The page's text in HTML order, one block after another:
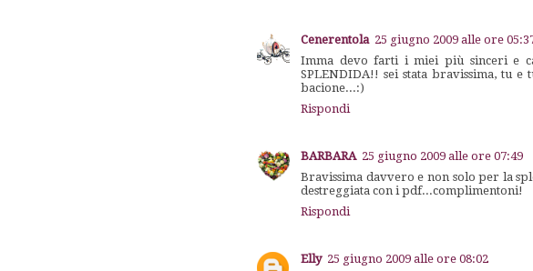
Cenerentola 25 giugno 2009 alle ore
Imma devo farti i miei più sinceri e
SPLENDIDA!! sei stata bravissima, tu
bacione...:)
Rispondi
BARBARA 25 giugno 2009 alle ore 07:49
Bravissima davvero e non solo per la
destreggiata con i pdf...complimentoni!
Rispondi
Elly 25 giugno 2009 alle ore 08:02